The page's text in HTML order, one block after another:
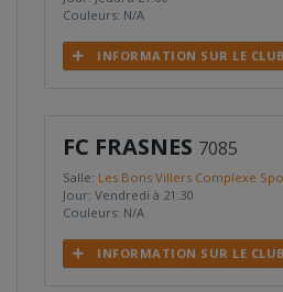
Couleurs: N/A
INFORMATION SUR LE CLUB
FC FRASNES 7085
Salle: Les Bons Villers Complexe
Jour: Vendredi à 21:30
Couleurs: N/A
INFORMATION SUR LE CLUB